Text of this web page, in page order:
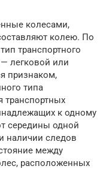
колесами,
колею. По
транспортного
легковой или
признаком,
типа
транспортных
к одному
середины одной
наличии следов
между
расположенных